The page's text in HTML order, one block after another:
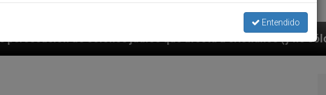
judíos que afecta a cristianos (y no sólo) en Tierra Santa
Entendido